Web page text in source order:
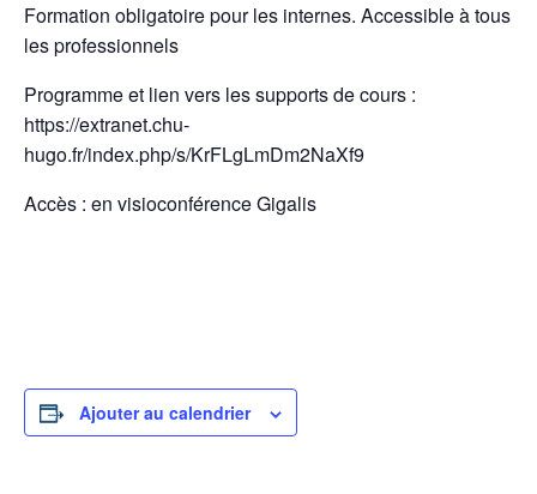
Formation obligatoire pour les internes. Accessible à tous
les professionnels
Programme et lien vers les supports de cours :
https://extranet.chu-
hugo.fr/index.php/s/KrFLgLmDm2NaXf9
Accès : en visioconférence Gigalis
Ajouter au calendrier